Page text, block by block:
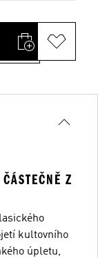
Z
kultovního
úpletu,